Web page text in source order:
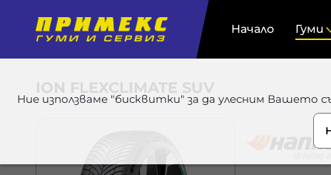
Ние използваме "бисквитки" за да улесним Вашето
Начало Гуми
ION FLEXCLIMATE SUV